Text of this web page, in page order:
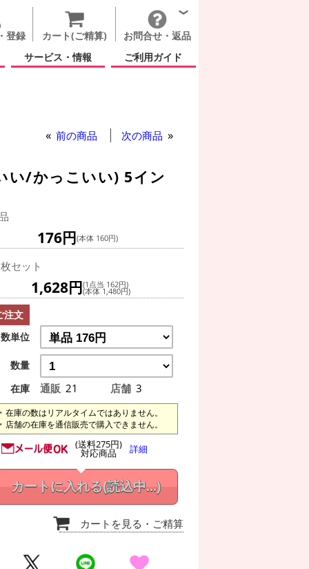
登録 カート(ご精算)
お問合せ・返品
サービス・情報
ご利用ガイド
前の商品 次の商品
い/かっこいい) 5イン
176円(本体 160円)
セット
1,628円(1点当 162円)
(本体 1,480円)
注文
数単位
数量
在庫
通販 21 店舗 3
在庫の数はリアルタイムではありません。
店舗の在庫を通信販売で購入できません。
(送料275円)
対応商品 詳細
カートに入れる(読込中...)
カートを見る ・ご精算